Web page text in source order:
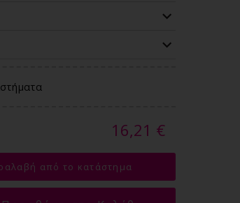
16,21 €
από το κατάστημα